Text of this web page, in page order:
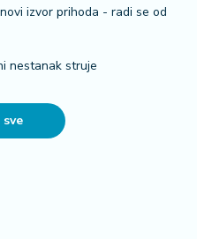
izvor prihoda - radi se od
nestanak struje